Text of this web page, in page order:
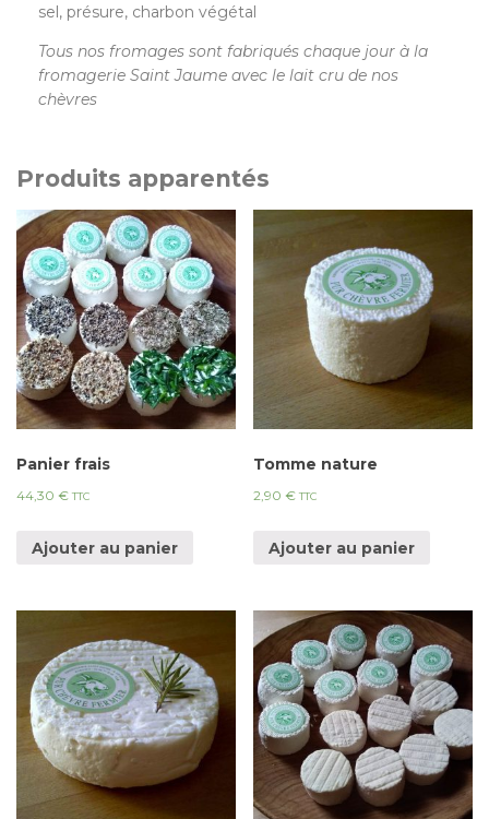
sel, présure, charbon végétal
Tous nos fromages sont fabriqués chaque jour à la
fromagerie Saint Jaume avec le lait cru de nos
chèvres
Produits apparentés
Panier frais
44,30 € TTC
Ajouter au panier
Tomme nature
2,90 € TTC
Ajouter au panier